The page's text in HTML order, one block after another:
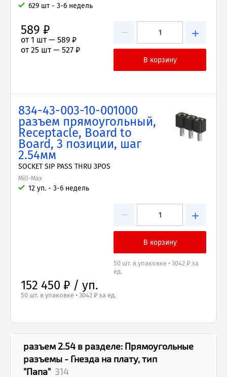
629 шт - 3-6 недель
− +
589 ₽
от 1 шт — 589 ₽
от 25 шт — 527 ₽
834-43-003-10-001000
разъем прямоугольный,
Receptacle, Board to
Board, 3 позиции, шаг
2.54мм
SOCKET SIP PASS THRU 3POS
Mill-Max
12 уп. - 3-6 недель
− +
50 шт. в упаковке • 3042 ₽ за
ед.
152 450 ₽ / уп.
50 шт. в упаковке • 3042 ₽ за ед.
разъем 2.54 в разделе: Прямоугольные
разъемы - Гнезда на плату, тип
"Папа" 314